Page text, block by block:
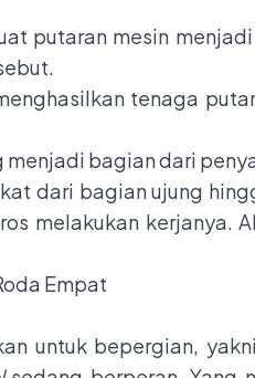
putaran mesin
tenaga
bagian dari
dari bagian ujung
melakukan kerjanya.
Empat
untuk bepergian,